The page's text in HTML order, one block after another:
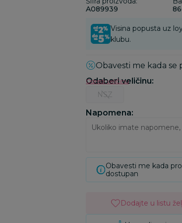
A089939
Visina popusta uz
klubu.
Obavesti me kada se
Odaberi veličinu:
Odredi veličinu
NSZ
Napomena:
Obavesti me kada
dostupan
Dodajte u listu